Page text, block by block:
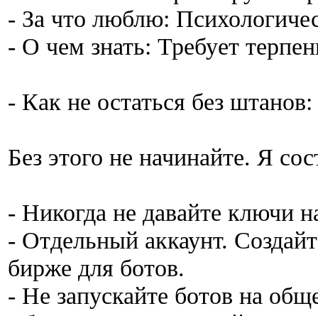
- За что люблю:
- О чем знать: Требует
- Как не остаться без
Без этого не начинайте. Я
- Никогда не давайте ключи
- Отдельный аккаунт.
бирже для ботов.
- Не запускайте ботов на